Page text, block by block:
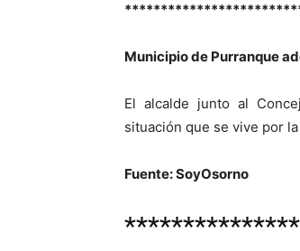
Municipio de Purranque
El alcalde junto al
situación que se vive por
Fuente: SoyOsorno